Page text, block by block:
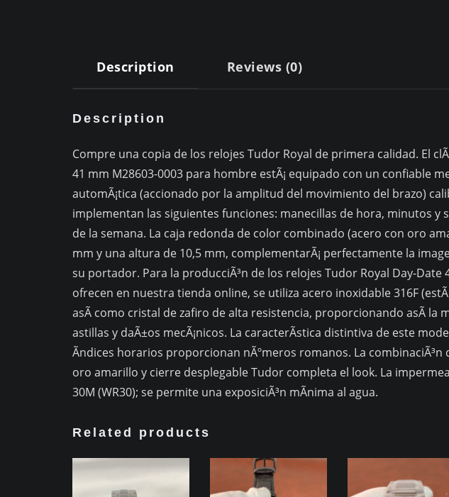
Description Reviews (0)
Description
Compre una copia de los relojes Tudor Royal de primera calidad. El
41 mm M28603-0003 para hombre estÃ¡ equipado con un confiable
automÃ¡tica (accionado por la amplitud del movimiento del brazo)
implementan las siguientes funciones: manecillas de hora, minutos y
de la semana. La caja redonda de color combinado (acero con oro
mm y una altura de 10,5 mm, complementarÃ¡ perfectamente la
su portador. Para la producciÃ³n de los relojes Tudor Royal Day-Date
ofrecen en nuestra tienda online, se utiliza acero inoxidable 316F
asÃ­ como cristal de zafiro de alta resistencia, proporcionando asÃ­ la
astillas y daÃ±os mecÃ¡nicos. La caracterÃ­stica distintiva de este
Ã­ndices horarios proporcionan nÃºmeros romanos. La combinaciÃ³n
oro amarillo y cierre desplegable Tudor completa el look. La
30M (WR30); se permite una exposiciÃ³n mÃ­nima al agua.
Related products